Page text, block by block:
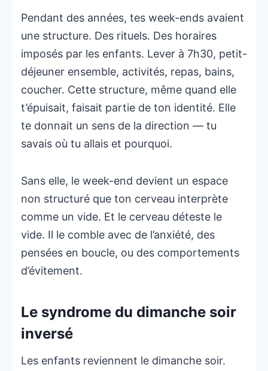
Pendant des années, tes week-ends avaient
une structure. Des rituels. Des horaires
imposés par les enfants. Lever à 7h30, petit-
déjeuner ensemble, activités, repas, bains,
coucher. Cette structure, même quand elle
t’épuisait, faisait partie de ton identité. Elle
te donnait un sens de la direction — tu
savais où tu allais et pourquoi.
Sans elle, le week-end devient un espace
non structuré que ton cerveau interprète
comme un vide. Et le cerveau déteste le
vide. Il le comble avec de l’anxiété, des
pensées en boucle, ou des comportements
d’évitement.
Le syndrome du dimanche soir
inversé
Les enfants reviennent le dimanche soir.